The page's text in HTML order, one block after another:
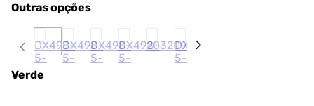
Outras opções
Verde